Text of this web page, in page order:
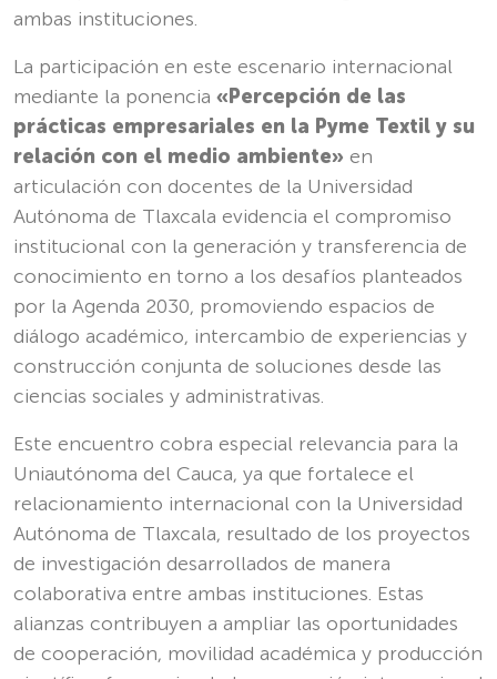
ambas instituciones.
La participación en este escenario internacional
mediante la ponencia «Percepción de las
prácticas empresariales en la Pyme Textil y su
relación con el medio ambiente» en
articulación con docentes de la Universidad
Autónoma de Tlaxcala evidencia el compromiso
institucional con la generación y transferencia de
conocimiento en torno a los desafíos planteados
por la Agenda 2030, promoviendo espacios de
diálogo académico, intercambio de experiencias y
construcción conjunta de soluciones desde las
ciencias sociales y administrativas.
Este encuentro cobra especial relevancia para la
Uniautónoma del Cauca, ya que fortalece el
relacionamiento internacional con la Universidad
Autónoma de Tlaxcala, resultado de los proyectos
de investigación desarrollados de manera
colaborativa entre ambas instituciones. Estas
alianzas contribuyen a ampliar las oportunidades
de cooperación, movilidad académica y producción